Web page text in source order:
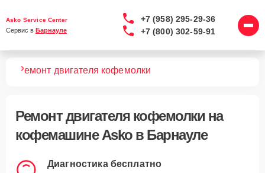
Asko Service Center
Сервис в Барнауле
+7 (958) 295-29-36
+7 (800) 302-59-91
Ремонт двигателя кофемолки
Ремонт двигателя кофемолки на
кофемашине Asko в Барнауле
Диагностика бесплатно